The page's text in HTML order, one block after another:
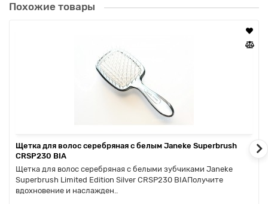
современные инновационные технологии и материалы
необычные цветовые решения - все это приносит истинное
удовольствие от аксессуаров Janeke и делает их
Похожие товары
Щетка для волос серебряная с белым Janeke Superbrush
CRSP230 BIA
Щетка для волос серебряная с белыми зубчиками Janeke
Superbrush Limited Edition Silver CRSP230 BIAПолучите
вдохновение и наслажден..